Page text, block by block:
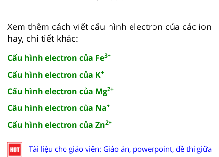
Xem thêm cách viết cấu hình electron của các ion
hay, chi tiết khác:
Cấu hình electron của Fe3+
Cấu hình electron của K+
Cấu hình electron của Mg2+
Cấu hình electron của Na+
Cấu hình electron của Zn2+
Tài liệu cho giáo viên: Giáo án, powerpoint, đề thi giữa